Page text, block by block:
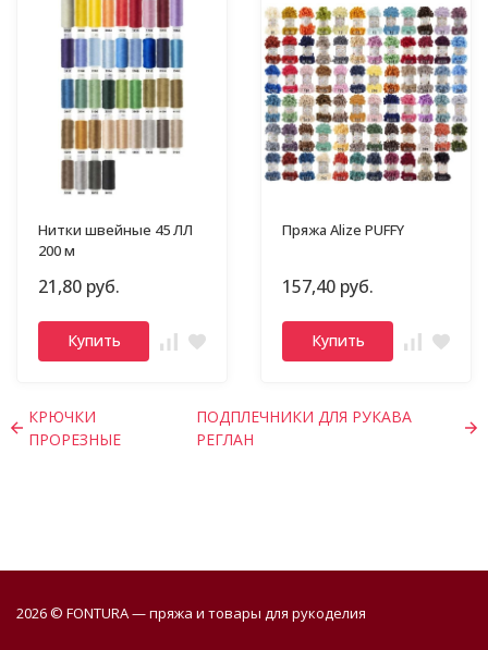
Нитки швейные 45 ЛЛ
200 м
21,80 руб.
Купить
Пряжа Alize PUFFY
157,40 руб.
Купить
КРЮЧКИ
ПРОРЕЗНЫЕ
ПОДПЛЕЧНИКИ ДЛЯ РУКАВА
РЕГЛАН
2026 © FONTURA — пряжа и товары для рукоделия